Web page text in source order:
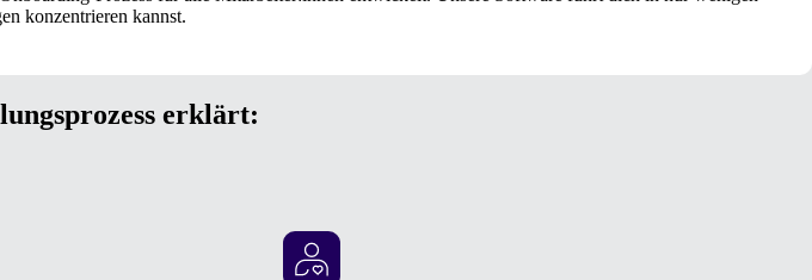
konzentrieren kannst.
erklärt: